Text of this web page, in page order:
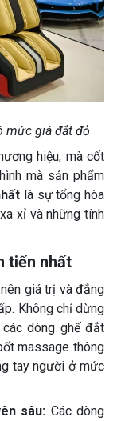
mức giá đắt đỏ
hiệu, mà cốt
mà sản phẩm
là sự tổng hòa
xỉ và những tính
tiến nhất
giá trị và đẳng
Không chỉ dừng
dòng ghế đắt
massage thông
tay người ở mức
sâu: Các dòng